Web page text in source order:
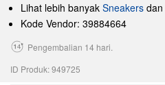
Lihat lebih banyak Sneakers dan
Kode Vendor: 39884664
Pengembalian 14 hari.
ID Produk: 949725